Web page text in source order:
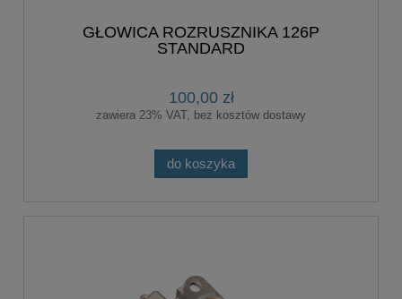
GŁOWICA ROZRUSZNIKA 126P
STANDARD
100,00 zł
zawiera 23% VAT, bez kosztów dostawy
do koszyka